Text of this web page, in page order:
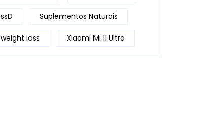
ssD Suplementos Naturais
weight loss Xiaomi Mi 11 Ultra